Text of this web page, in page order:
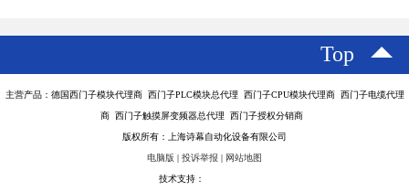
Top
主营产品：德国西门子模块代理商 西门子PLC模块总代理 西门子CPU模块代理商 西门子电缆代理
商 西门子触摸屏变频器总代理 西门子授权分销商
版权所有：上海诗幕自动化设备有限公司
电脑版 | 投诉举报 | 网站地图
技术支持：